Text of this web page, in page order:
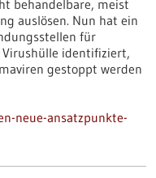
behandelbare, meist
auslösen. Nun hat ein
für
identifiziert,
gestoppt werden
neue-ansatzpunkte-